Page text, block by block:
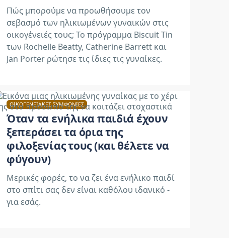
Πώς μπορούμε να προωθήσουμε τον
σεβασμό των ηλικιωμένων γυναικών στις
οικογένειές τους; Το πρόγραμμα Biscuit Tin
των Rochelle Beatty, Catherine Barrett και
Jan Porter ρώτησε τις ίδιες τις γυναίκες.
ΟΙΚΟΓΕΝΕΙΑΚΈΣ ΣΥΜΦΩΝΊΕΣ
Όταν τα ενήλικα παιδιά έχουν
ξεπεράσει τα όρια της
φιλοξενίας τους (και θέλετε να
φύγουν)
Μερικές φορές, το να ζει ένα ενήλικο παιδί
στο σπίτι σας δεν είναι καθόλου ιδανικό -
για εσάς.